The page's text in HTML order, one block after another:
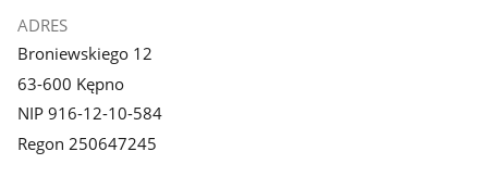
stopka
ADRES
Broniewskiego 12
63-600 Kępno
NIP 916-12-10-584
Regon 250647245